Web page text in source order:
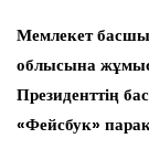
Мемлекет
облысына
Президенттің
«Фейсбук»